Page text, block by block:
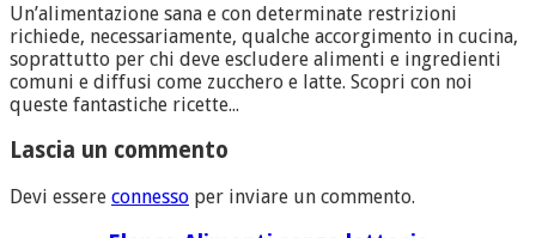
Un’alimentazione sana e con determinate restrizioni
richiede, necessariamente, qualche accorgimento in cucina,
soprattutto per chi deve escludere alimenti e ingredienti
comuni e diffusi come zucchero e latte. Scopri con noi
queste fantastiche ricette...
Lascia un commento
Devi essere connesso per inviare un commento.